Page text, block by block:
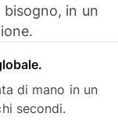
in un
di mano in un
secondi.